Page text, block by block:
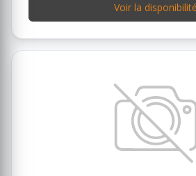
Voir la disponibilité